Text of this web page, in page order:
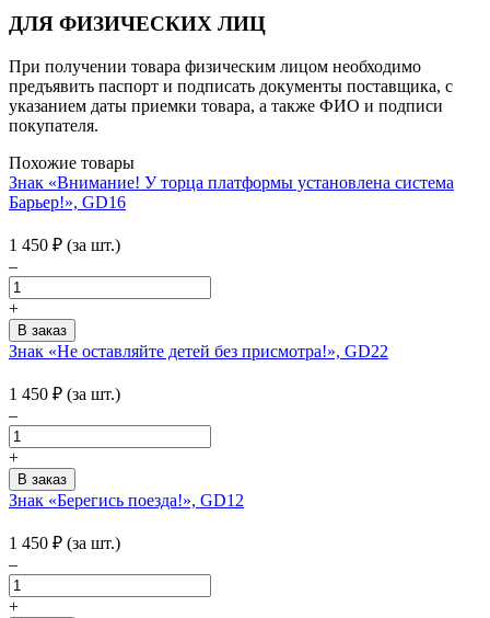
ДЛЯ ФИЗИЧЕСКИХ ЛИЦ
При получении товара физическим лицом необходимо
предъявить паспорт и подписать документы поставщика, с
указанием даты приемки товара, а также ФИО и подписи
покупателя.
Похожие товары
Знак «Внимание! У торца платформы установлена система
Барьер!», GD16
1 450 ₽ (за шт.)
–
+
Знак «Не оставляйте детей без присмотра!», GD22
1 450 ₽ (за шт.)
–
+
Знак «Берегись поезда!», GD12
1 450 ₽ (за шт.)
–
+